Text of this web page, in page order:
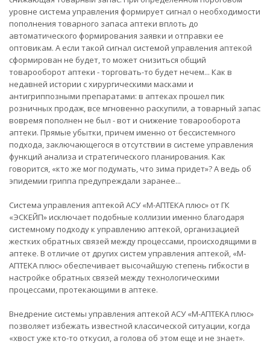
уровне система управления формирует сигнал о необходимости
пополнения товарного запаса аптеки вплоть до
автоматического формирования заявки и отправки ее
оптовикам. А если такой сигнал системой управления аптекой
сформирован не будет, то может снизиться общий
товарооборот аптеки - торговать-то будет нечем... Как в
недавней истории с хирургическими масками и
антигриппозными препаратами: в аптеках прошел пик
розничных продаж, все мгновенно раскупили, а товарный запас
вовремя пополнен не был - вот и снижение товарооборота
аптеки. Прямые убытки, причем именно от бессистемного
подхода, заключающегося в отсутствии в системе управления
функций анализа и стратегического планирования. Как
говорится, «кто же мог подумать, что зима придет»? А ведь об
эпидемии гриппа предупреждали заранее...
Система управления аптекой АСУ «М-АПТЕКА плюс» от ГК
«ЭСКЕЙП» исключает подобные коллизии именно благодаря
системному подходу к управлению аптекой, организацией
жестких обратных связей между процессами, происходящими в
аптеке. В отличие от других систем управления аптекой, «М-
АПТЕКА плюс» обеспечивает высочайшую степень гибкости в
настройке обратных связей между технологическими
процессами, протекающими в аптеке.
Внедрение системы управления аптекой АСУ «М-АПТЕКА плюс»
позволяет избежать известной классической ситуации, когда
«хвост уже кто-то откусил, а голова об этом еще и не знает».